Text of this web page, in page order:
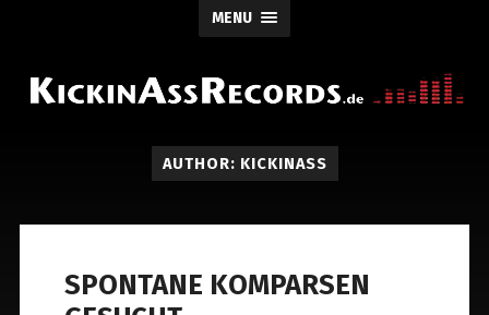
MENU
AUTHOR: KICKINASS
SPONTANE KOMPARSEN